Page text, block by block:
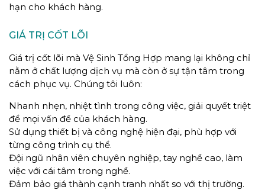
hạn cho khách hàng.
GIÁ TRỊ CỐT LÕI
Giá trị cốt lõi mà Vệ Sinh Tổng Hợp mang lại không chỉ
nằm ở chất lượng dịch vụ mà còn ở sự tận tâm trong
cách phục vụ. Chúng tôi luôn:
Nhanh nhẹn, nhiệt tình trong công việc, giải quyết triệt
để mọi vấn đề của khách hàng.
Sử dụng thiết bị và công nghệ hiện đại, phù hợp với
từng công trình cụ thể.
Đội ngũ nhân viên chuyên nghiệp, tay nghề cao, làm
việc với cái tâm trong nghề.
Đảm bảo giá thành cạnh tranh nhất so với thị trường.